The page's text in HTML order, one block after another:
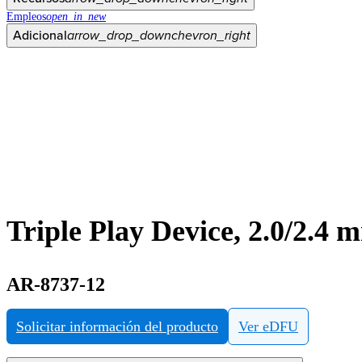
Empleosopen_in_new
Adicionalarrow_drop_downchevron_right
Triple Play Device, 2.0/2.4
AR-8737-12
Solicitar información del producto Ver eDFU